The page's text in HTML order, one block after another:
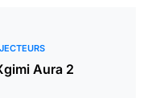
Aura 2